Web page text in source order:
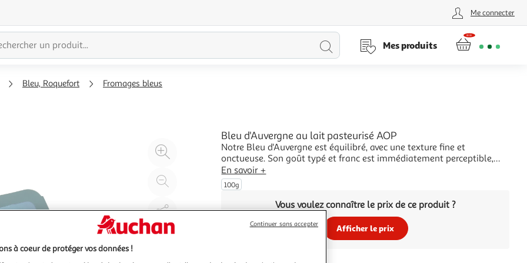
Me connecter
Lancer
Mes produits
Bleu, Roquefort Fromages bleus
Agrandir
l'illustration
l'illustration
à
100
%
Partager
le
produit
Bleu d'Auvergne au lait pasteurisé AOP
Notre Bleu d'Auvergne est équilibré, avec une texture fine et
onctueuse. Son goût typé et franc est immédiatement perceptible,
soutenue par une texture fondante .
En savoir +
100g
Vous voulez connaître le prix de ce produit ?
Afficher le prix
à coeur de protéger vos données !
Continuer sans accepter